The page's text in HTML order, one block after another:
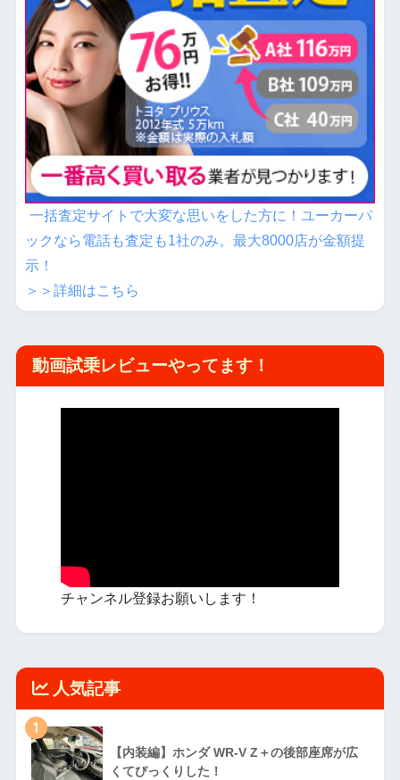
一括査定サイトで大変な思いをした方に！ユーカーパ
ックなら電話も査定も1社のみ。最大8000店が金額提
示！
＞＞詳細はこちら
動画試乗レビューやってます！
チャンネル登録お願いします！
人気記事
1
【内装編】ホンダ WR-V Z＋の後部座席が広
くてびっくりした！